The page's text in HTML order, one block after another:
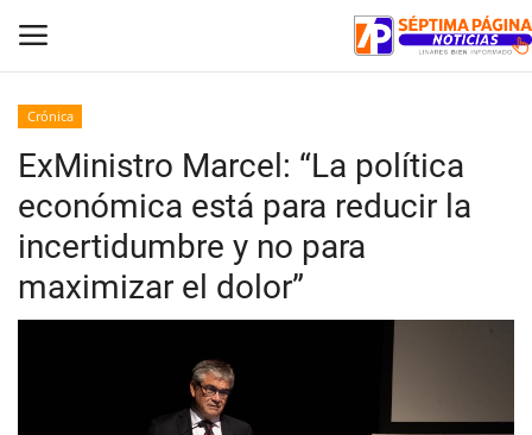
Inicio
Crónica
Policial
Crónica
ExMinistro Marcel: “La política
económica está para reducir la
incertidumbre y no para
maximizar el dolor”